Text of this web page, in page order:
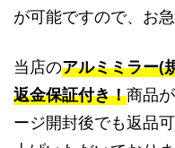
が可能ですので、お
当店のアルミミラー(
返金保証付き！商品
ージ開封後でも返品